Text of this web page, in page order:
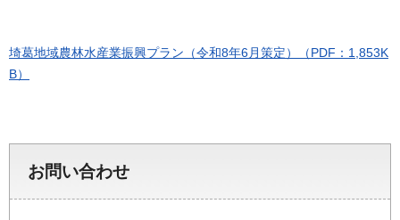
埼葛地域農林水産業振興プラン（令和8年6月策定）（PDF：1,853K
B）
お問い合わせ